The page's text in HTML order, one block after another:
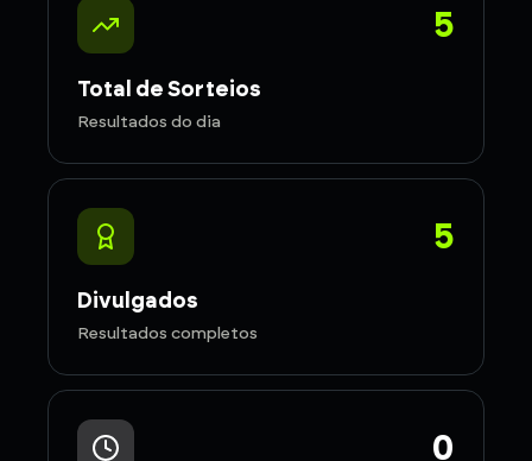
5
Total de Sorteios
Resultados do dia
5
Divulgados
Resultados completos
0